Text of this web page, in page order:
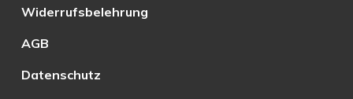
Widerrufsbelehrung
AGB
Datenschutz